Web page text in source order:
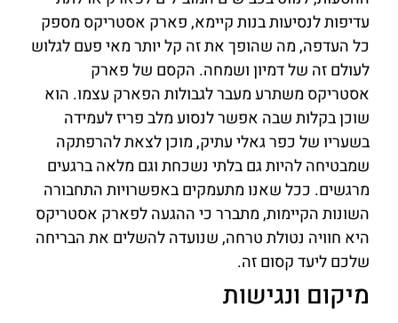
עדיפות לנסיעות בנות קיימא, פארק אסטריקס מספק
כל העדפה, מה שהופך את זה קל יותר מאי פעם לגלוש
לעולם זה של דמיון ושמחה. הקסם של פארק
אסטריקס משתרע מעבר לגבולות הפארק עצמו. הוא
שוכן בקלות שבה אפשר לנסוע מלב פריז לעמידה
בשעריו של כפר גאלי עתיק, מוכן לצאת להרפתקה
שמבטיחה להיות גם בלתי נשכחת וגם מלאה ברגעים
מרגשים. ככל שאנו מתעמקים באפשרויות התחבורה
השונות הקיימות, מתברר כי ההגעה לפארק אסטריקס
היא חוויה נטולת טרחה, שנועדה להשלים את הבריחה
שלכם ליעד קסום זה.
מיקום ונגישות